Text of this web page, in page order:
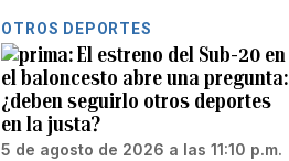
OTROS DEPORTES
El estreno del Sub-20 en
el baloncesto abre una pregunta:
¿deben seguirlo otros deportes
en la justa?
5 de agosto de 2026 a las 11:10 p.m.